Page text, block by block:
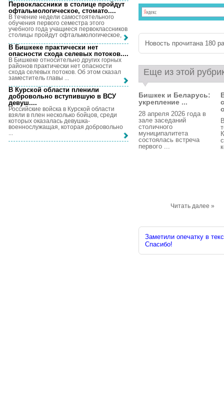
Новость прочитана 180
Еще из этой
Бишкек и Беларусь:
укрепление ...
28 апреля 2026 года в
зале заседаний
столичного
муниципалитета
состоялась встреча
первого ...
Читать далее »
Заметили опечатку в
Спасибо!
Первоклассники в столице пройдут
офтальмологическое, стомато....
В течение недели самостоятельного
обучения первого семестра этого
учебного года учащиеся первоклассников
столицы пройдут офтальмологическое, ...
В Бишкеке практически нет
опасности схода селевых потоков....
В Бишкеке относительно других горных
районов практически нет опасности
схода селевых потоков. Об этом сказал
заместитель главы ...
В Курской области пленили
добровольно вступившую в ВСУ
девуш....
Российские войска в Курской области
взяли в плен несколько бойцов, среди
которых оказалась девушка-
военнослужащая, которая добровольно
...